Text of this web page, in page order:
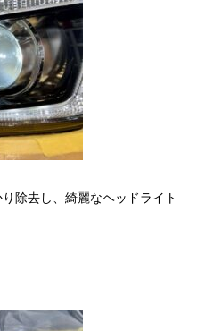
除去し、綺麗なヘッドライト